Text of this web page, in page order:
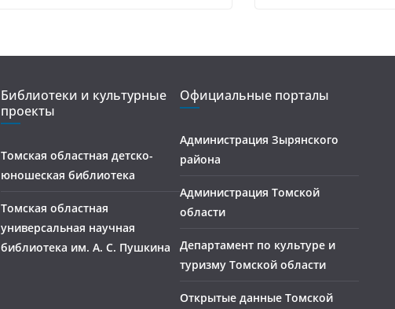
Библиотеки и культурные
проекты
Томская областная детско-
юношеская библиотека
Томская областная
универсальная научная
библиотека им. А. С. Пушкина
Официальные порталы
Администрация Зырянского
района
Администрация Томской
области
Департамент по культуре и
туризму Томской области
Открытые данные Томской